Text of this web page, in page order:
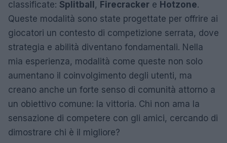
classificate: Splitball , Firecracker e Hotzone.
Queste modalità sono state progettate per offrire ai
giocatori un contesto di competizione serrata, dove
strategia e abilità diventano fondamentali. Nella
mia esperienza, modalità come queste non solo
aumentano il coinvolgimento degli utenti, ma
creano anche un forte senso di comunità attorno a
un obiettivo comune: la vittoria. Chi non ama la
sensazione di competere con gli amici, cercando di
dimostrare chi è il migliore?